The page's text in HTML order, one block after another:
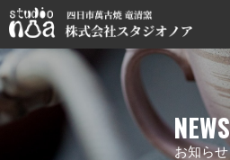
NEWS
お知らせ